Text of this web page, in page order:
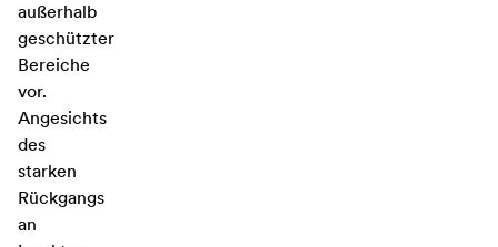
außerhalb
geschützter
Bereiche
vor.
Angesichts
des
starken
Rückgangs
an